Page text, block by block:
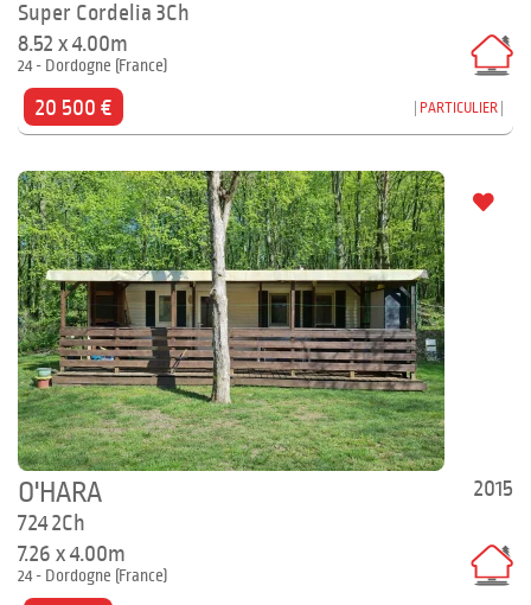
Super Cordelia 3Ch
8.52 x 4.00m
24 - Dordogne (France)
20 500 € PARTICULIER
2015
O'HARA
724 2Ch
7.26 x 4.00m
24 - Dordogne (France)